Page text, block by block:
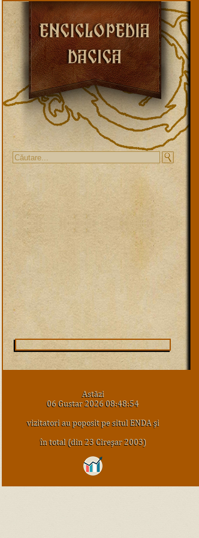
Astăzi
06 Gustar 2026 08:48:54
vizitatori au poposit pe situl ENDA şi
în total (din 23 Cireşar 2003)